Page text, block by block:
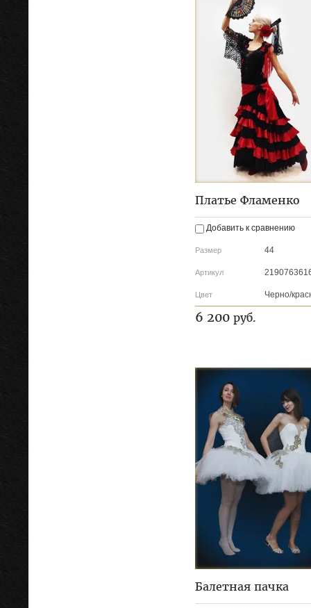
Платье Фламенко
Добавить к сравнению
Размер 44
Артикул
Цвет Черно/
6 200 руб.
Балетная пачка